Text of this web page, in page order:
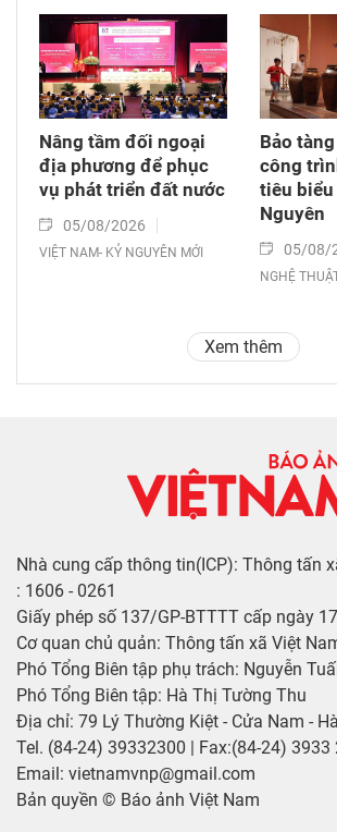
Nâng tầm đối ngoại
địa phương để phục
vụ phát triển đất nước
05/08/2026
VIỆT NAM- KỶ NGUYÊN MỚI
Bảo
công
tiêu biểu
Nguyên
05/08/
NGHỆ
Xem thêm
Nhà cung cấp thông tin(ICP): Thông tấn
: 1606 - 0261
Giấy phép số 137/GP-BTTTT cấp ngày
Cơ quan chủ quản: Thông tấn xã Việt
Phó Tổng Biên tập phụ trách: Nguyễn
Phó Tổng Biên tập: Hà Thị Tường Thu
Địa chỉ: 79 Lý Thường Kiệt - Cửa Nam -
Tel. (84-24) 39332300 | Fax:(84-24) 3933
Email: vietnamvnp@gmail.com
Bản quyền © Báo ảnh Việt Nam